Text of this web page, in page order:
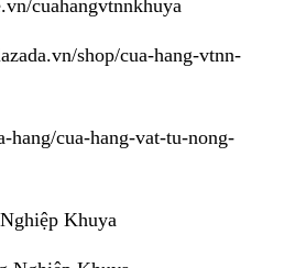
cuahangvtnnkhuya
shop/cua-hang-vtnn-
hang/cua-hang-vat-tu-nong-
Khuya